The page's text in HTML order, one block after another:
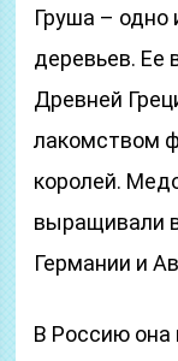
Груша – одно
деревьев.
Древней
лакомством
королей.
выращивали
Германии и
В Россию она